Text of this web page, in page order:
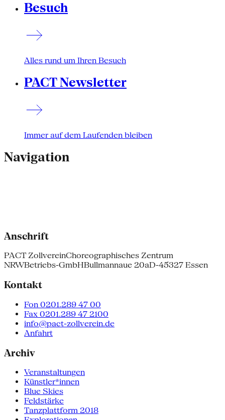
Besuch
Alles rund um Ihren Besuch
PACT Newsletter
Immer auf dem Laufenden bleiben
Navigation
Anschrift
PACT ZollvereinChoreographisches Zentrum
NRWBetriebs-GmbHBullmannaue 20aD-45327 Essen
Kontakt
Fon 0201.289 47 00
Fax 0201.289 47 2100
info@pact-zollverein.de
Anfahrt
Archiv
Veranstaltungen
Künstler*innen
Blue Skies
Feldstärke
Tanzplattform 2018